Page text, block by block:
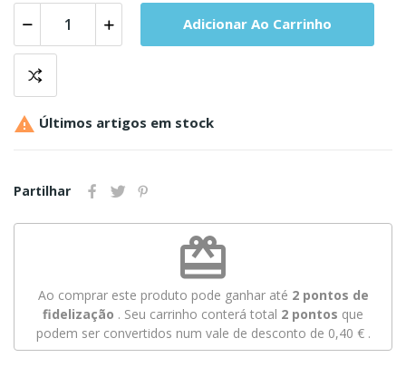
Adicionar Ao Carrinho
 Últimos artigos em stock
Partilhar
redeem
Ao comprar este produto pode ganhar até 2pontos de
fidelização . Seu carrinho conterá total 2 pontos que
podem ser convertidos num vale de desconto de 0,40 €.